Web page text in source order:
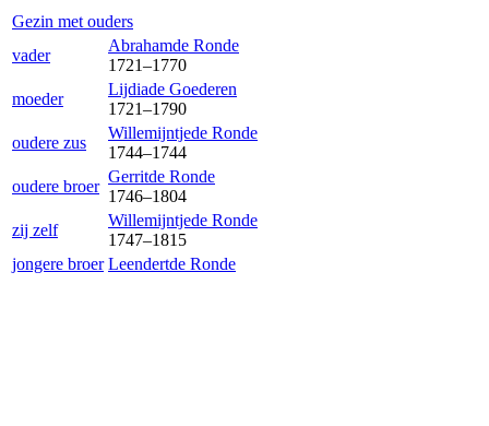
Gezin met ouders
vader
Abrahamde Ronde
1721–1770
moeder
Lijdiade Goederen
1721–1790
oudere zus
Willemijntjede Ronde
1744–1744
oudere broer
Gerritde Ronde
1746–1804
zij zelf
Willemijntjede Ronde
1747–1815
jongere broer Leendertde Ronde